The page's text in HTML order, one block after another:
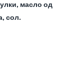
масло од
сол.